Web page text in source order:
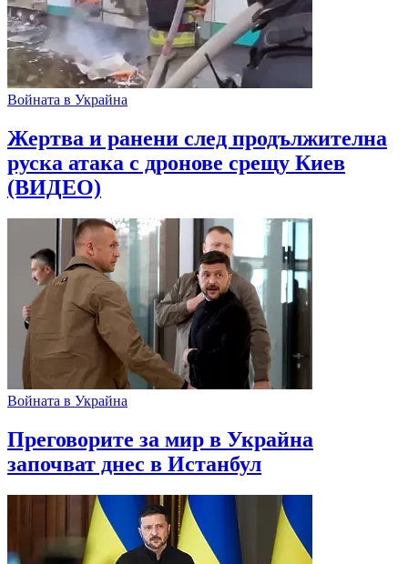
Войната в Украйна
Жертва и ранени след продължителна
руска атака с дронове срещу Киев
(ВИДЕО)
Войната в Украйна
Преговорите за мир в Украйна
започват днес в Истанбул